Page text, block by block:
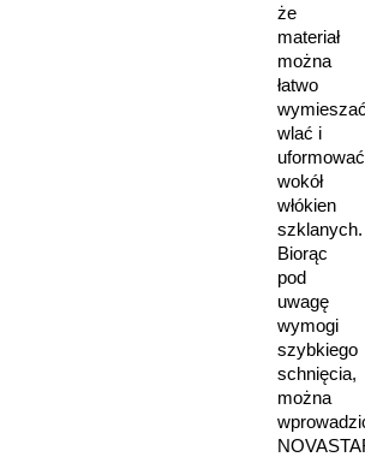
że
materiał
można
łatwo
wlać i
uformować
wokół
włókien
szklanych.
Biorąc
pod
uwagę
wymogi
szybkiego
schnięcia,
można